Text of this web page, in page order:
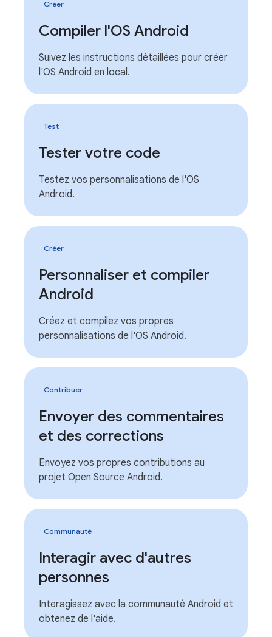
Créer
Compiler l'OS Android
Suivez les instructions détaillées pour créer
l'OS Android en local.
Test
Tester votre code
Testez vos personnalisations de l'OS
Android.
Créer
Personnaliser et compiler
Android
Créez et compilez vos propres
personnalisations de l'OS Android.
Contribuer
Envoyer des commentaires
et des corrections
Envoyez vos propres contributions au
projet Open Source Android.
Communauté
Interagir avec d'autres
personnes
Interagissez avec la communauté Android et
obtenez de l'aide.